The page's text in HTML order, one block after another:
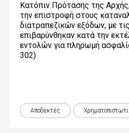
Κατόπιν Πρότασης της
την επιστροφή στους
διατραπεζικών εξόδων, με
επιβαρύνθηκαν κατά την
εντολών για πληρωμή
302)
Αποδεκτές